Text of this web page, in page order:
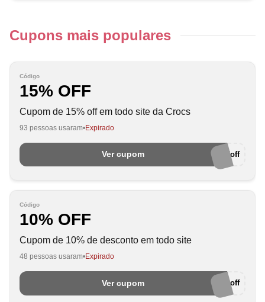
Cupons mais populares
Código
15% OFF
Cupom de 15% off em todo site da Crocs
93 pessoas usaram Expirado
Ver cupom crocsawin15off
Código
10% OFF
Cupom de 10% de desconto em todo site
48 pessoas usaram Expirado
Ver cupom crocsawin10off